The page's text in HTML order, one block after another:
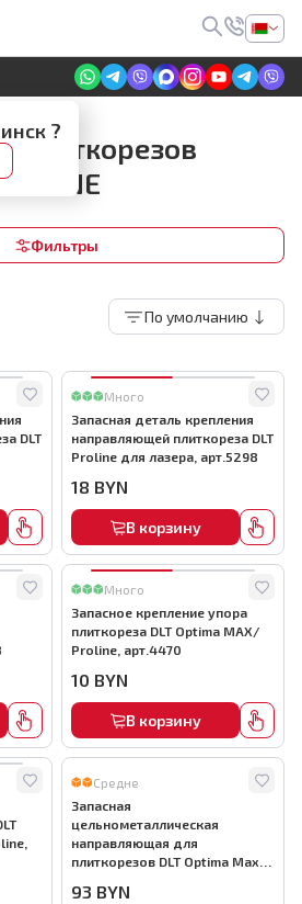
заявок на сайте
?
ручных
плиткорезов
Фильтры
По умолчанию
DLT
Много
Запасная деталь крепления
направляющей плиткореза DLT
Proline для лазера, арт.5298
18 BYN
В корзину
Много
Запасное крепление упора
плиткореза DLT Optima MAX/
Proline, арт.4470
10 BYN
В корзину
Средне
Запасная
цельнометаллическая
направляющая для
плиткорезов DLT Optima Max-
93 BYN